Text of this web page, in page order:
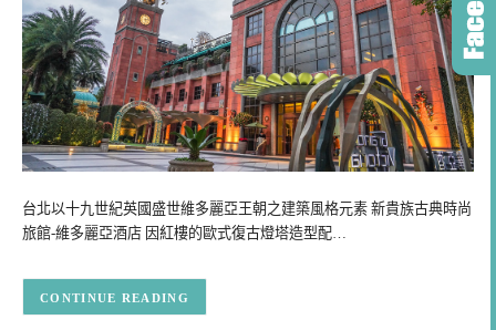
台北以十九世紀英國盛世維多麗亞王朝之建築風格元素 新貴族古典時尚
旅館-維多麗亞酒店 因紅樓的歐式復古燈塔造型配…
CONTINUE READING